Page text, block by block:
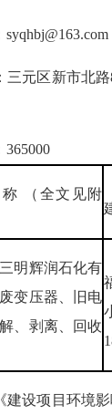
三元区新市北
365000
（全文见附
明辉润石化有
变压器、旧电
、剥离、回收
建设项目环境